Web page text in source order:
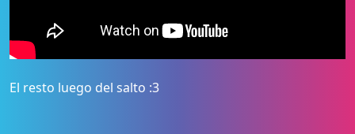
El resto luego del salto :3